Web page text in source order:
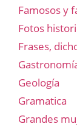
Famosos y
Fotos
Frases,
Geología
Gramatica
Grandes